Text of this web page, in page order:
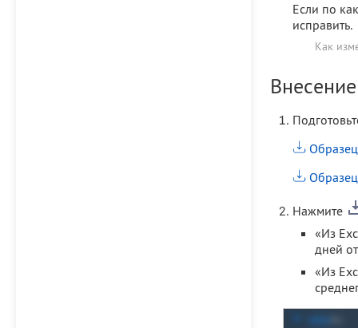
Если по
исправить.
Как
Нажмите
«Из
дней
«Из